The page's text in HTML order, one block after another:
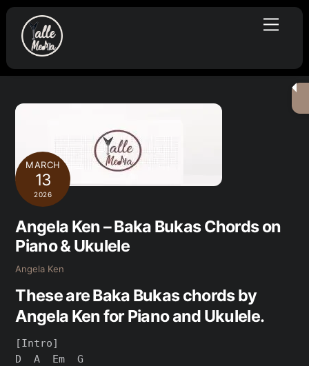
Skip
content
Menu
MARCH
13
2026
Angela Ken – Baka Bukas Chords on
Piano & Ukulele
Angela Ken
These are Baka Bukas chords by
Angela Ken for Piano and Ukulele.
[Intro]
D  A  Em  G